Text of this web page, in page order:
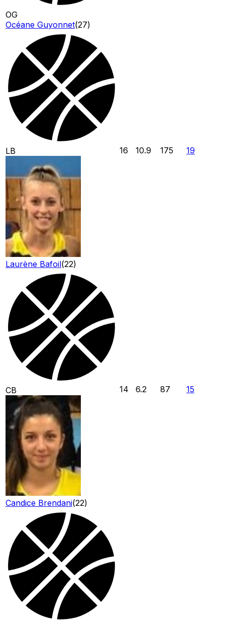
OG
Océane Guyonnet(27)
LB
Laurène Bafoil(22)
16 10.9 175 19
CB
Candice Brendani(22)
14 6.2 87 15